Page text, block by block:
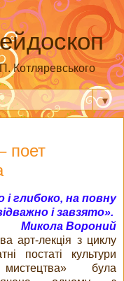
Котляревського
▼
поет
глибоко, на повну
і завзято».
Микола Вороний
арт-лекція з циклу
постаті культури
була